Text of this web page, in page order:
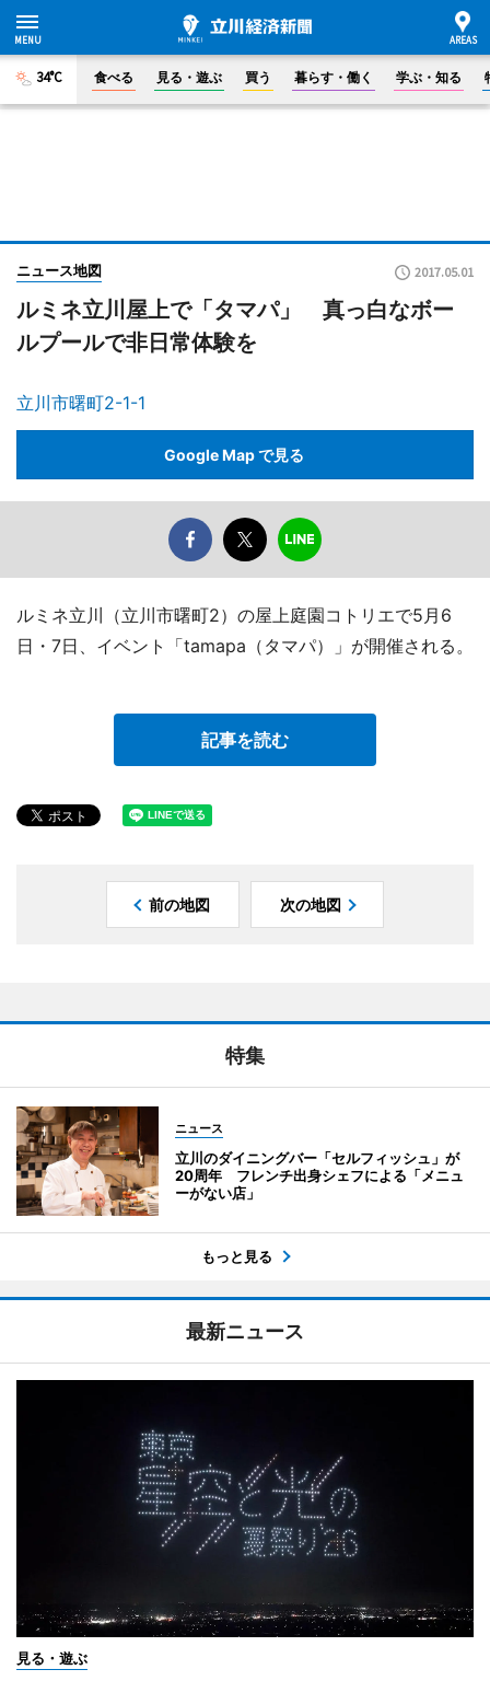
34°C 食べる 見る・遊ぶ 買う 暮らす・働く 学ぶ・知る
ニュース地図 2017.05.01
ルミネ立川屋上で「タマパ」 真っ白なボー
ルプールで非日常体験を
立川市曙町2-1-1
Google Map で見る
ルミネ立川（立川市曙町2）の屋上庭園コトリエで5月6
日・7日、イベント「tamapa（タマパ）」が開催される。
記事を読む
前の地図 次の地図
特集
ニュース
立川のダイニングバー「セルフィッシュ」が
20周年 フレンチ出身シェフによる「メニュ
ーがない店」
もっと見る
最新ニュース
見る・遊ぶ